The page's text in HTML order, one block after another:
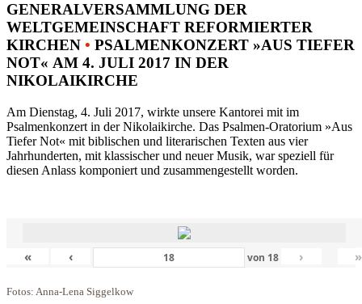
GENERALVERSAMMLUNG DER
WELTGEMEINSCHAFT REFORMIERTER
KIRCHEN • PSALMENKONZERT »AUS TIEFER
NOT« AM 4. JULI 2017 IN DER
NIKOLAIKIRCHE
Am Dienstag, 4. Juli 2017, wirkte unsere Kantorei mit im
Psalmenkonzert in der Nikolaikirche. Das Psalmen-Oratorium »Aus
Tiefer Not« mit biblischen und literarischen Texten aus vier
Jahrhunderten, mit klassischer und neuer Musik, war speziell für
diesen Anlass komponiert und zusammengestellt worden.
« ‹ von 18 › »
Fotos: Anna-Lena Siggelkow